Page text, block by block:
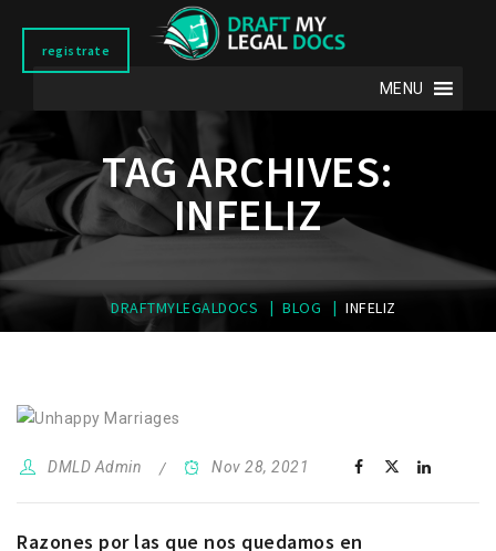
registrate
MENU
TAG ARCHIVES:
INFELIZ
DRAFTMYLEGALDOCS | BLOG | INFELIZ
DMLD Admin Nov 28, 2021
Razones por las que nos quedamos en